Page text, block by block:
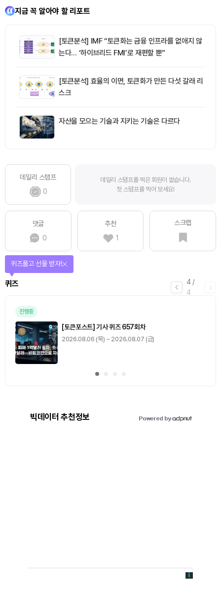
지금 꼭 알아야 할 리포트
[토큰분석] IMF “토큰화는 금융 인프라를 없애지 않
는다… ‘하이브리드 FMI’로 재편할 뿐”
[토큰분석] 효율의 이면, 토큰화가 만든 다섯 갈래 리
스크
자산을 모으는 기술과 지키는 기술은 다르다
데일리 스탬프
0
데일리 스탬프를 찍은 회원이 없습니다.
첫 스탬프를 찍어 보세요!
댓글
0
추천
1
스크랩
4 /
4
퀴즈
퀴즈풀고 선물 받자!
진행중
[토큰포스트] 기사 퀴즈 657회차
2026.08.06 (목) ~ 2026.08.07 (금)
빅데이터 추천정보